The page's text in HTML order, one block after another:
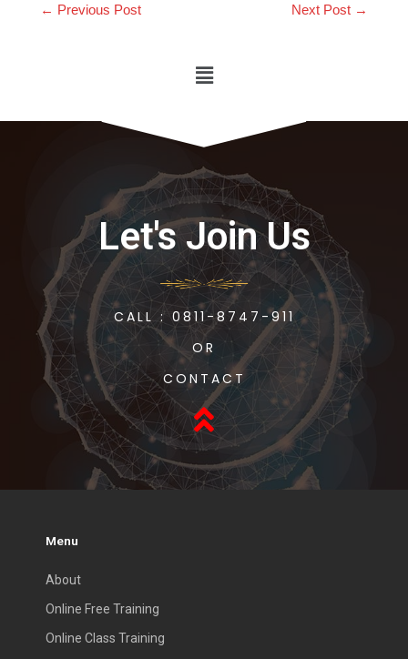
← Previous Post Next Post →
Let's Join Us
CALL : 0811-8747-911
OR
CONTACT
Menu
About
Online Free Training
Online Class Training